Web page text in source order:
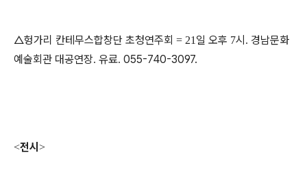
△헝가리 칸테무스합창단 초청연주회 = 21 일 오후 7시 . 경남문화
예술회관 대공연장. 유료. 055-740-3097.
<전시 >